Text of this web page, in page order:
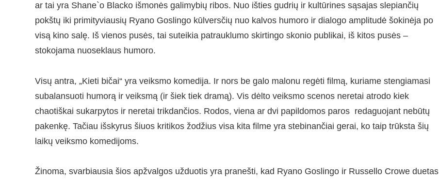
ar tai yra Shane`o Blacko išmonės galimybių ribos. Nuo išties gudrių ir kultūrines sąsajas slepiančių
pokštų iki primityviausių Ryano Goslingo kūlversčių nuo kalvos humoro ir dialogo amplitudė šokinėja po
visą kino salę. Iš vienos pusės, tai suteikia patrauklumo skirtingo skonio publikai, iš kitos pusės –
stokojama nuoseklaus humoro.
Visų antra, „Kieti bičai“ yra veiksmo komedija. Ir nors be galo malonu regėti filmą, kuriame stengiamasi
subalansuoti humorą ir veiksmą (ir šiek tiek dramą). Vis dėlto veiksmo scenos neretai atrodo kiek
chaotiškai sukarpytos ir neretai trikdančios. Rodos, viena ar dvi papildomos paros redaguojant nebūtų
pakenkę. Tačiau išskyrus šiuos kritikos žodžius visa kita filme yra stebinančiai gerai, ko taip trūksta šių
laikų veiksmo komedijoms.
Žinoma, svarbiausia šios apžvalgos užduotis yra pranešti, kad Ryano Goslingo ir Russello Crowe duetas